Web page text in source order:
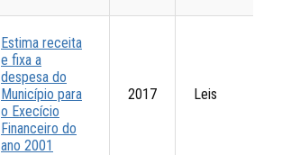
Estima receita
e fixa a
despesa do
Município para
o Execício
Financeiro do
ano 2001
2017 Leis